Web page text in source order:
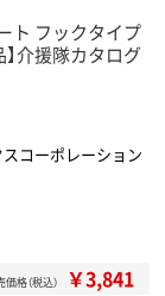
ト フックタイプ
介援隊カタログ
コーポレーション
価格（税込） ￥3,841